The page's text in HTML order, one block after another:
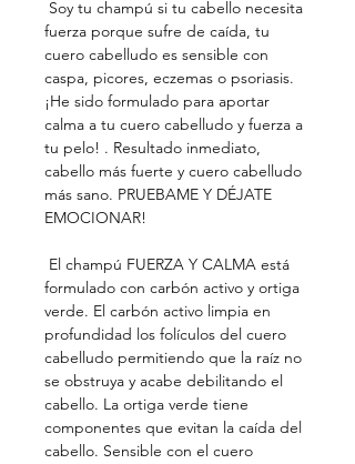
Soy tu champú si tu cabello necesita
fuerza porque sufre de caída, tu
cuero cabelludo es sensible con
caspa, picores, eczemas o psoriasis.
¡He sido formulado para aportar
calma a tu cuero cabelludo y fuerza a
tu pelo! . Resultado inmediato,
cabello más fuerte y cuero cabelludo
más sano. PRUEBAME Y DÉJATE
EMOCIONAR!
El champú FUERZA Y CALMA está
formulado con carbón activo y ortiga
verde. El carbón activo limpia en
profundidad los folículos del cuero
cabelludo permitiendo que la raíz no
se obstruya y acabe debilitando el
cabello. La ortiga verde tiene
componentes que evitan la caída del
cabello. Sensible con el cuero